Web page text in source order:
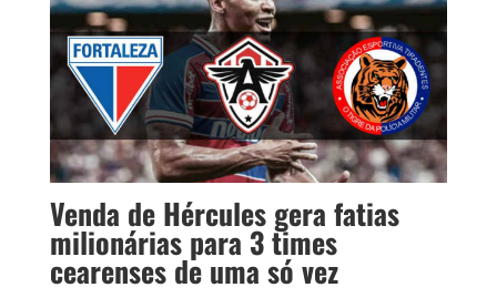
Venda de Hércules gera fatias
milionárias para 3 times
cearenses de uma só vez